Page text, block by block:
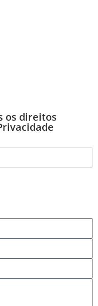
os direitos